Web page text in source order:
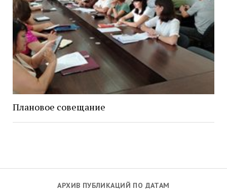
АРХИВ ПУБЛИКАЦИЙ ПО ДАТАМ
Плановое совещание